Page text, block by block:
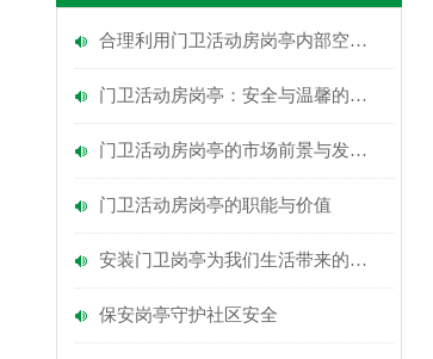
合理利用门卫活动房岗亭内部空间的策略
门卫活动房岗亭：安全与温馨的守护者
门卫活动房岗亭的市场前景与发展趋势
门卫活动房岗亭的职能与价值
安装门卫岗亭为我们生活带来的多重功能
保安岗亭守护社区安全